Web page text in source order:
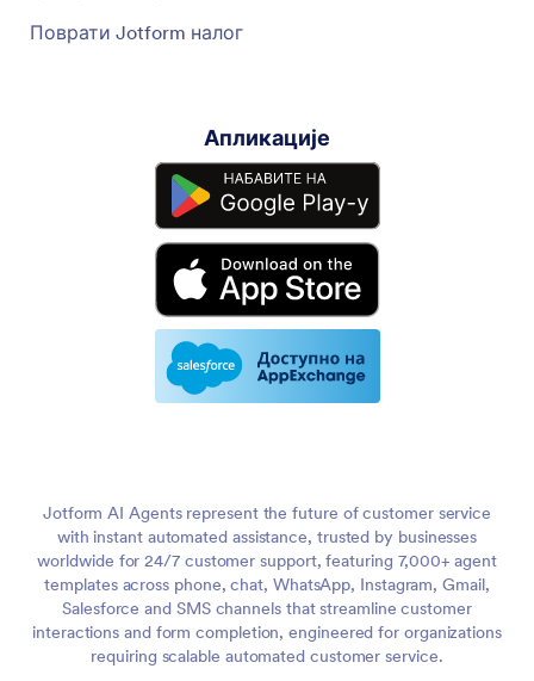
Поврати Jotform налог
Апликације
Jotform AI Agents represent the future of customer service
with instant automated assistance, trusted by businesses
worldwide for 24/7 customer support, featuring 7,000+ agent
templates across phone, chat, WhatsApp, Instagram, Gmail,
Salesforce and SMS channels that streamline customer
interactions and form completion, engineered for organizations
requiring scalable automated customer service.